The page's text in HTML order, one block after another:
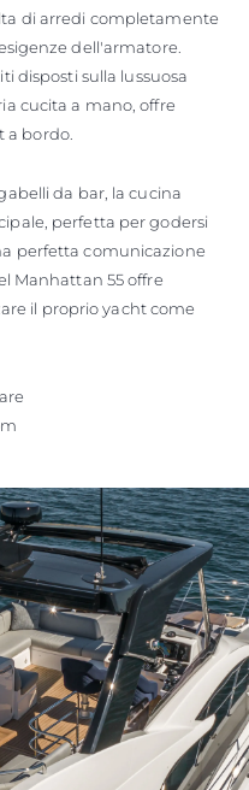
di arredi completamente
dell'armatore.
disposti sulla lussuosa
cucita a mano, offre
bordo.
da bar, la cucina
perfetta per godersi
perfetta comunicazione
Manhattan 55 offre
il proprio yacht come